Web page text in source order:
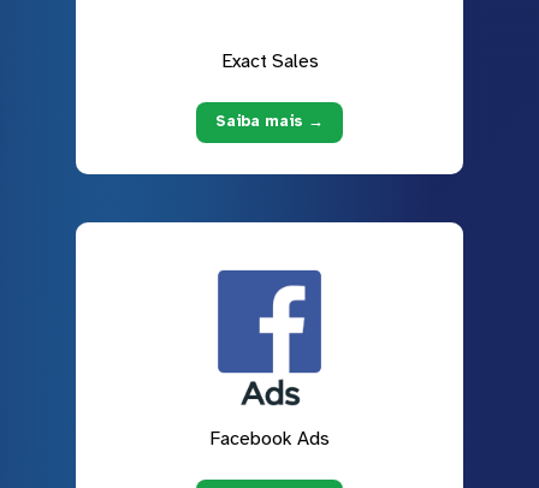
Exact Sales
Saiba mais →
Facebook Ads